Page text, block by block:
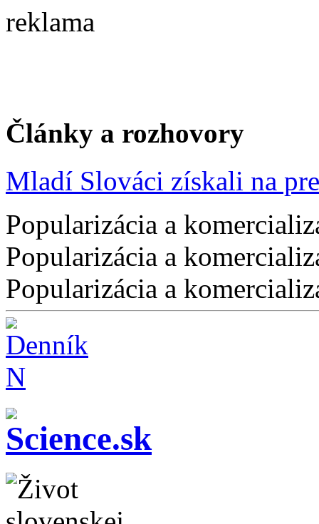
reklama
Články a rozhovory
Mladí Slováci získali na
Popularizácia a
Popularizácia a
Popularizácia a